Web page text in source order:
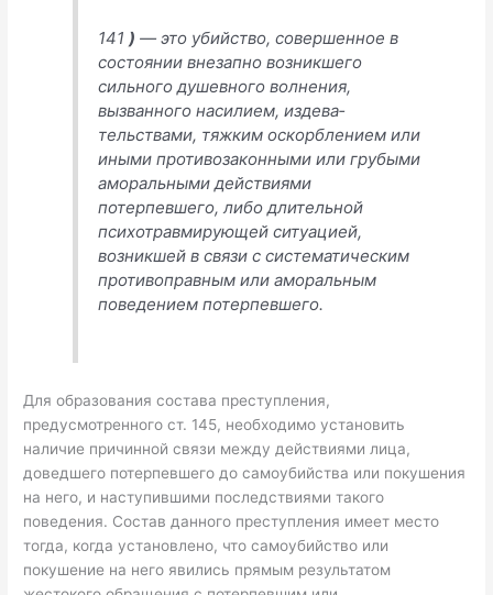
141 ) — это убийство, совершенное в
состоянии внезапно возникшего
сильного душевного волнения,
вызванного насилием, издева­
тельствами, тяжким оскорблением или
иными противозакон­ными или грубыми
аморальными действиями
потерпевшего, либо длительной
психотравмирующей ситуацией,
возникшей в связи с систематическим
противоправным или аморальным
поведением потерпевшего.
Для образования состава преступления,
предусмотренного ст. 145, необходимо установить
наличие причинной связи между действиями лица,
доведшего потерпевшего до самоубийства или покушения
на него, и наступившими последствиями такого
поведения. Состав данного преступления имеет место
тогда, когда установлено, что самоубийство или
покушение на него явились прямым результатом